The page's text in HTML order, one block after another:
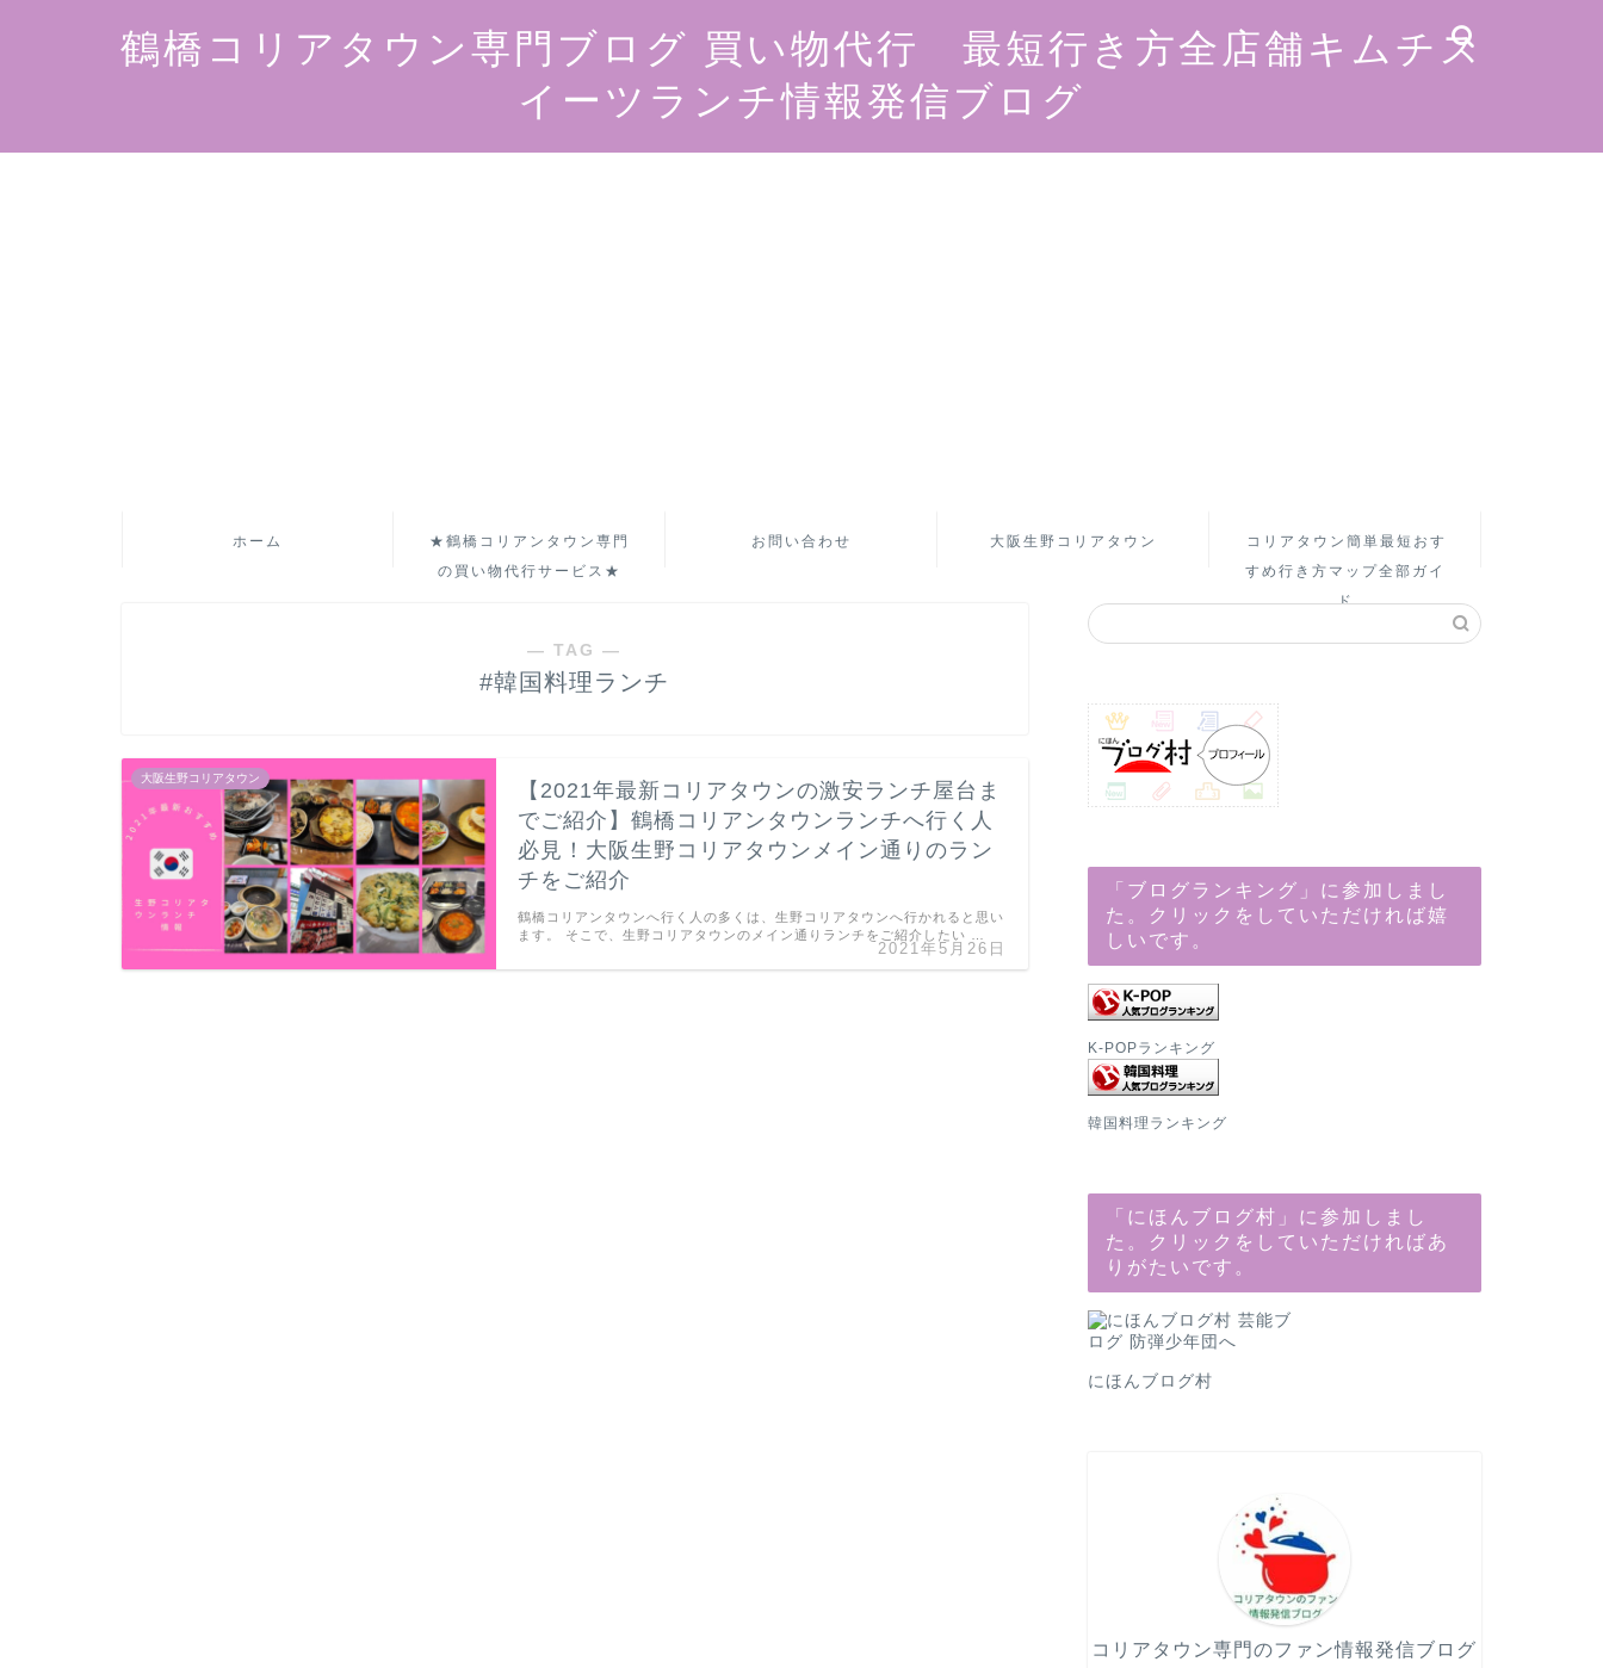
鶴橋コリアタウン専門ブログ 買い物代行 最短行き方全店舗キムチス
イーツランチ情報発信ブログ
ホーム
★鶴橋コリアンタウン専門
の買い物代行サービス★
お問い合わせ 大阪生野コリアタウン
コリアタウン簡単最短おす
すめ行き方マップ全部ガイ
ド
― TAG ―
#韓国料理ランチ
大阪生野コリアタウン
【2021年最新コリアタウンの激安ランチ屋台ま
でご紹介】鶴橋コリアンタウンランチへ行く人
必見！大阪生野コリアタウンメイン通りのラン
チをご紹介
2021年5月26日
鶴橋コリアンタウンへ行く人の多くは、生野コリアタウンへ行かれると思い
ます。 そこで、生野コリアタウンのメイン通りランチをご紹介したい …
「ブログランキング」に参加しまし
た。クリックをしていただければ嬉
しいです。
K-POPランキング
韓国料理ランキング
「にほんブログ村」に参加しまし
た。クリックをしていただければあ
りがたいです。
にほんブログ村
コリアタウン専門のファン情報発信ブログ